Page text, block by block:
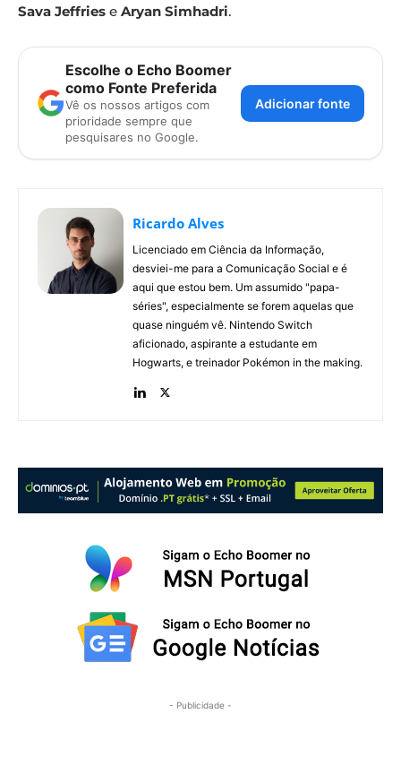
Sava Jeffries e Aryan Simhadri.
Escolhe o Echo Boomer
como Fonte Preferida
Vê os nossos artigos com
prioridade sempre que
pesquisares no Google.
Adicionar fonte
Ricardo Alves
Licenciado em Ciência da Informação,
desviei-me para a Comunicação Social e é
aqui que estou bem. Um assumido "papa-
séries", especialmente se forem aquelas que
quase ninguém vê. Nintendo Switch
aficionado, aspirante a estudante em
Hogwarts, e treinador Pokémon in the making.
- Publicidade -